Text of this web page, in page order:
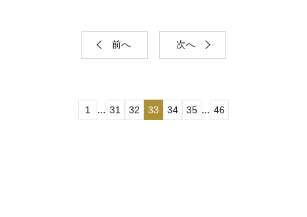
前へ 次へ
1 ... 31 32 33 34 35 ... 46